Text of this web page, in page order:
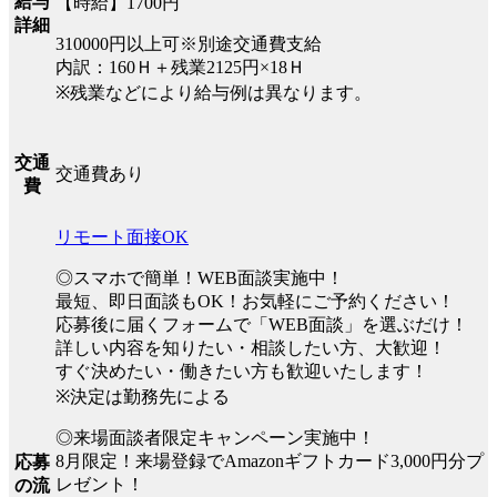
詳細
310000円以上可※別途交通費支給
内訳：160Ｈ＋残業2125円×18Ｈ
※残業などにより給与例は異なります。
交通
費
交通費あり
応募
の流
リモート面接OK
◎スマホで簡単！WEB面談実施中！
最短、即日面談もOK！お気軽にご予約ください！
応募後に届くフォームで「WEB面談」を選ぶだけ！
詳しい内容を知りたい・相談したい方、大歓迎！
すぐ決めたい・働きたい方も歓迎いたします！
※決定は勤務先による
◎来場面談者限定キャンペーン実施中！
8月限定！来場登録でAmazonギフトカード3,000円分プ
レゼント！